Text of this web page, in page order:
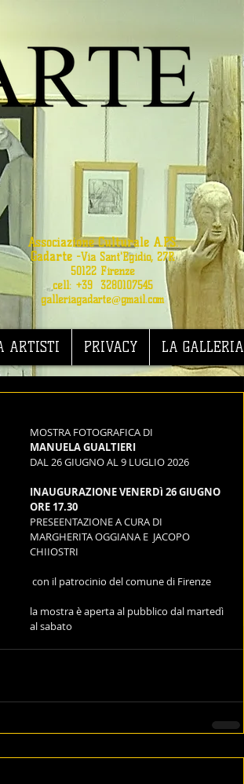
Associazione Culturale A.P.S.
Gadarte -Via Sant'Egidio, 27R
50122 Firenze
cell: +39 3280107545
galleriagadarte@gmail.com
ARTISTI PRIVACY LA GALLERIA
MOSTRA FOTOGRAFICA DI
MANUELA GUALTIERI
DAL 26 GIUGNO AL 9 LUGLIO 2026
INAUGURAZIONE VENERDì 26 GIUGNO
ORE 17.30
PRESEENTAZIONE A CURA DI
MARGHERITA OGGIANA E  JACOPO
CHIIOSTRI
con il patrocinio del comune di Firenze
la mostra è aperta al pubblico dal martedì
al sabato